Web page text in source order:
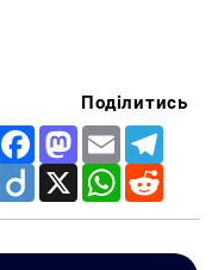
Поділитись
Share FacebookMastodon
Email
Messenger
Diigo X WhatsApp